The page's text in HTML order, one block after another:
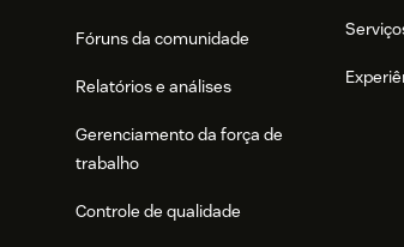
Fóruns da comunidade
Relatórios e análises
Gerenciamento da força de
trabalho
Controle de qualidade